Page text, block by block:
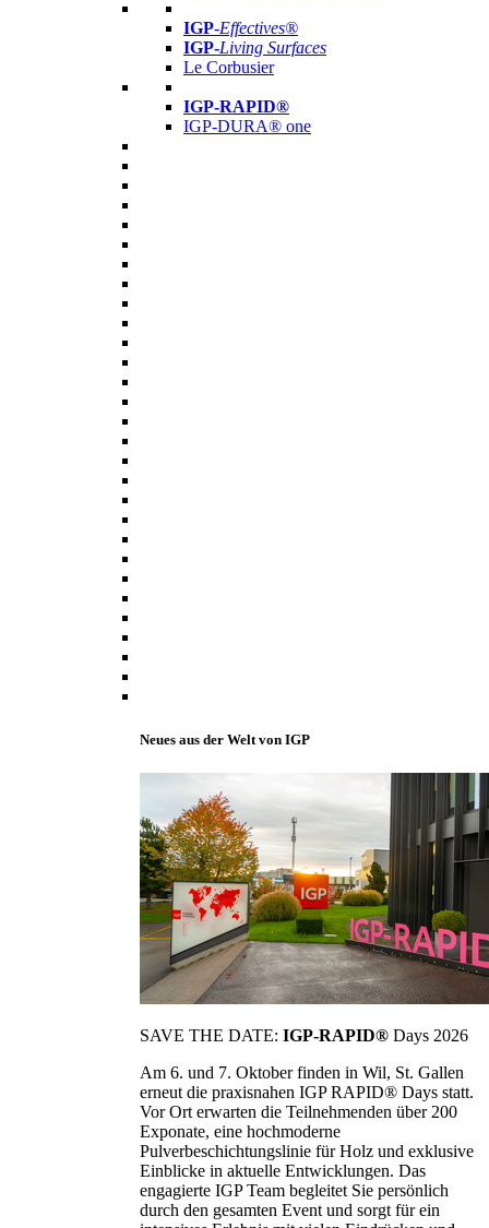
IGP-Effectives®
IGP-Living Surfaces
Le Corbusier
IGP-RAPID®
IGP-DURA® one
Neues aus der Welt von IGP
SAVE THE DATE: IGP-RAPID® Days 2026
Am 6. und 7. Oktober finden in Wil, St. Gallen
erneut die praxisnahen IGP RAPID® Days statt.
Vor Ort erwarten die Teilnehmenden über 200
Exponate, eine hochmoderne
Pulverbeschichtungslinie für Holz und exklusive
Einblicke in aktuelle Entwicklungen. Das
engagierte IGP Team begleitet Sie persönlich
durch den gesamten Event und sorgt für ein